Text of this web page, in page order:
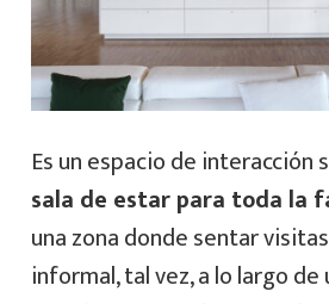
Es un espacio de interacción
sala de estar para toda la
una zona donde sentar
informal, tal vez, a lo largo de